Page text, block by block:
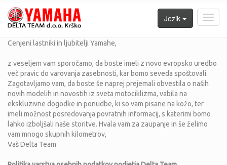
Jezik
Cenjeni lastniki in ljubitelji Yamahe,
z veseljem vam sporočamo, da boste imeli z novo evropsko uredbo
več pravic do varovanja zasebnosti, kar bomo seveda spoštovali.
Zagotavljamo vam, da boste še naprej prejemali obvestila o naših
novih modelih in novostih iz sveta motociklizma, vabila na
ekskluzivne dogodke in ponudbe, ki so vam pisane na kožo, ter
imeli možnost posredovanja povratnih informacij, s katerimi bomo
lahko izboljšali naše storitve. Hvala vam za zaupanje in še želimo
vam mnogo skupnih kilometrov,
Vaš Delta Team